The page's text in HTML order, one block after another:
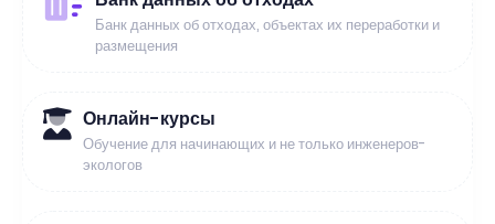
Банк данных об отходах, объектах их переработки и
размещения
Онлайн-курсы
Обучение для начинающих и не только инженеров-
экологов